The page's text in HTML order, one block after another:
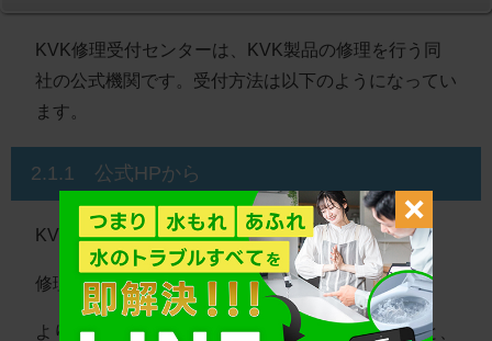
KVK修理受付センターは、KVK製品の修理を行う同
社の公式機関です。受付方法は以下のようになってい
ます。
2.1.1 公式HPから
KVKの公式HP上にある
修理依頼の専用フォーム
より依頼します。必要事項を書き込んで送信すると、